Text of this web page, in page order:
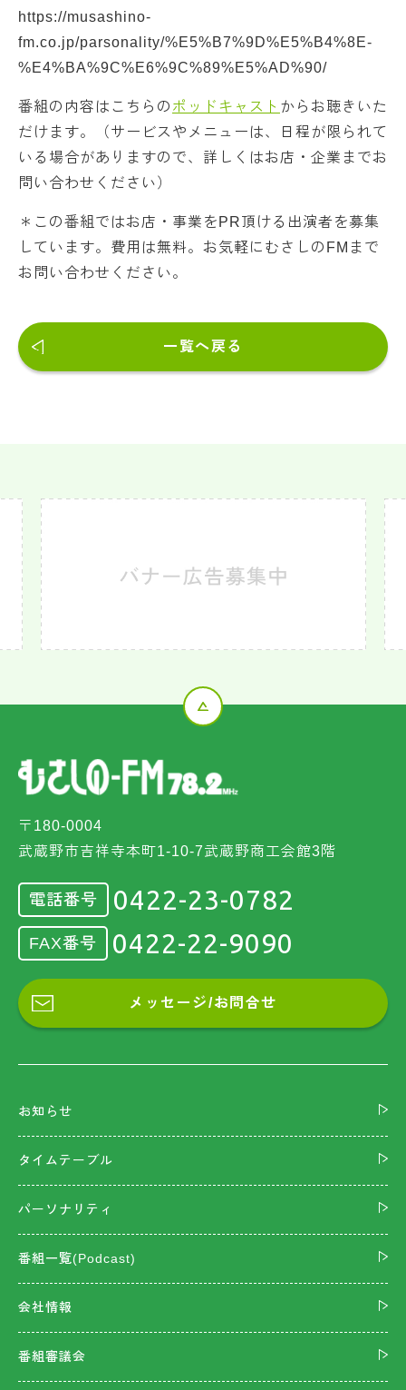
https://musashino-
fm.co.jp/parsonality/%E5%B7%9D%E5%B4%8E-
%E4%BA%9C%E6%9C%89%E5%AD%90/
番組の内容はこちらの ポッドキャスト からお聴きいた
だけます。（サービスやメニューは、日程が限られて
いる場合がありますので、詳しくはお店・企業までお
問い合わせください）
＊この番組ではお店・事業をPR頂ける出演者を募集
しています。費用は無料。お気軽にむさしのFMまで
お問い合わせください。
一覧へ戻る
〒180-0004
武蔵野市吉祥寺本町1-10-7武蔵野商工会館3階
電話番号 0422-23-0782
FAX番号 0422-22-9090
メッセージ/お問合せ
お知らせ
タイムテーブル
パーソナリティ
番組一覧(Podcast)
会社情報
番組審議会